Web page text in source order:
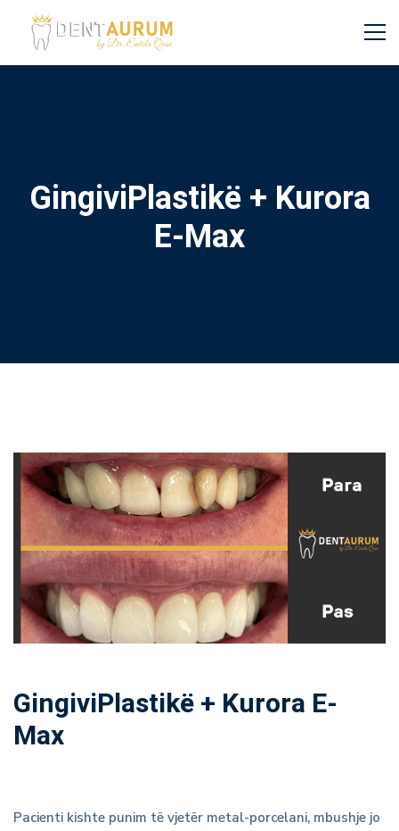
GingiviPlastikë + Kurora
E-Max
GingiviPlastikë + Kurora E-
Max
Pacienti kishte punim të vjetër metal-porcelani, mbushje jo